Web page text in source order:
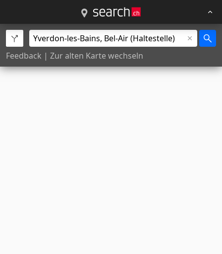
Feedback | Zur alten Karte wechseln